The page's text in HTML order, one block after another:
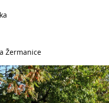
Žermanice